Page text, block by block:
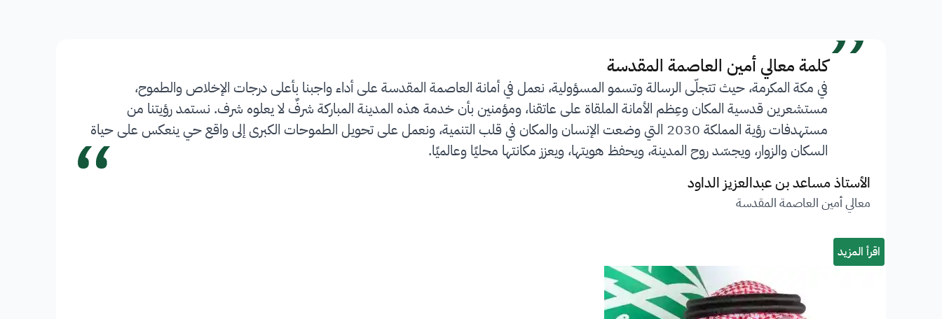
”كلمة معالي أمين العاصمة المقدسة
في مكة المكرمة، حيث تتجلّى الرسالة وتسمو المسؤولية، نعمل في أمانة العاصمة المقدسة على أداء واجبنا بأعلى درجات الإخلاص والطموح،
مستشعرين قدسية المكان وعِظم الأمانة الملقاة على عاتقنا، ومؤمنين بأن خدمة هذه المدينة المباركة شرفٌ لا يعلوه شرف. نستمد رؤيتنا من
مستهدفات رؤية المملكة 2030 التي وضعت الإنسان والمكان في قلب التنمية، ونعمل على تحويل الطموحات الكبرى إلى واقع حي ينعكس على حياة
السكان والزوار، ويجسّد روح المدينة، ويحفظ هويتها، ويعزز مكانتها محليًا وعالميًا.
الأستاذ مساعد بن عبدالعزيز الداود
معالي أمين العاصمة المقدسة “